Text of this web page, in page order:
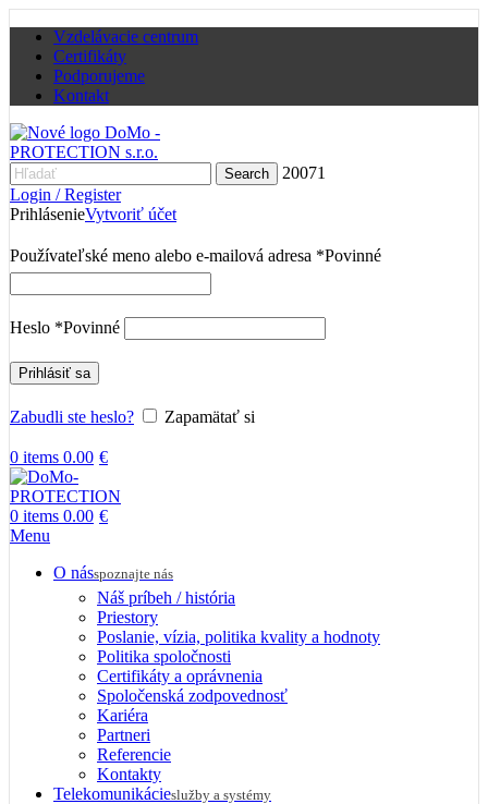
Vzdelávacie centrum
Certifikáty
Podporujeme
Kontakt
Search
20071
Login / Register
PrihlásenieVytvoriť účet
Používateľské meno alebo e-mailová adresa *Povinné
Heslo *Povinné
Prihlásiť sa
Zabudli ste heslo? Zapamätať si
0 items 0.00 €
0 items 0.00 €
Menu
O násspoznajte nás
Náš príbeh / história
Priestory
Poslanie, vízia, politika kvality a hodnoty
Politika spoločnosti
Certifikáty a oprávnenia
Spoločenská zodpovednosť
Kariéra
Partneri
Referencie
Kontakty
Telekomunikácieslužby a systémy